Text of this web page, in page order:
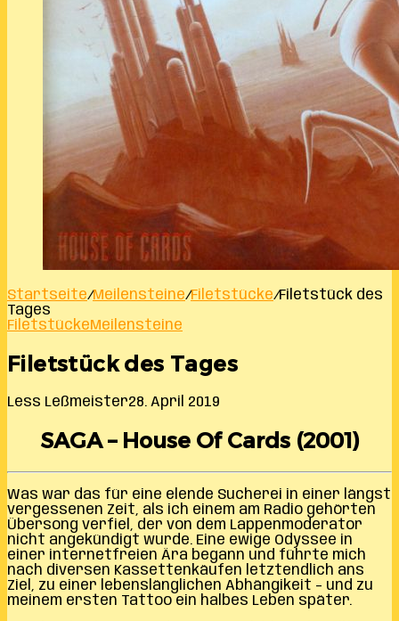
Startseite/Meilensteine/Filetstücke/Filetstück des
Tages
FiletstückeMeilensteine
Filetstück des Tages
Less Leßmeister28. April 2019
SAGA – House Of Cards (2001)
Was war das für eine elende Sucherei in einer längst
vergessenen Zeit, als ich einem am Radio gehörten
Übersong verfiel, der von dem Lappenmoderator
nicht angekündigt wurde. Eine ewige Odyssee in
einer internetfreien Ära begann und führte mich
nach diversen Kassettenkäufen letztendlich ans
Ziel, zu einer lebenslänglichen Abhängikeit – und zu
meinem ersten Tattoo ein halbes Leben später.